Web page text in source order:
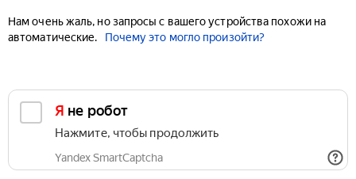
Нам очень жаль, но запросы с вашего устройства похожи на
автоматические.
Почему это могло произойти?
Я не робот
Нажмите, чтобы продолжить
Yandex SmartCaptcha